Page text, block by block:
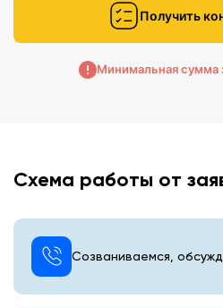
Получить
Минимальная сумма
Схема работы от
Созваниваемся,